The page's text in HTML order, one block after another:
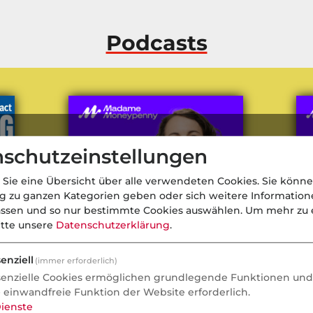
Podcasts
Rentenreform 2026 – Special mit
Dr. Zineb Nouns
eine Übersicht über alle verwendeten Cookies. Sie
zu ganzen Kategorien geben oder sich weitere
und so nur bestimmte Cookies auswählen. Um mehr zu
unsere Datenschutzerklärung.
(immer erforderlich)
Cookies ermöglichen grundlegende Funktionen
einwandfreie Funktion der Website erforderlich.